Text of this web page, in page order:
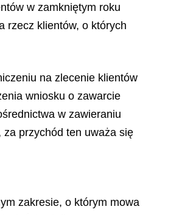
w zamkniętym roku
rzecz klientów, o których
na zlecenie klientów
wniosku o zawarcie
w zawieraniu
przychód ten uważa się
zakresie, o którym mowa